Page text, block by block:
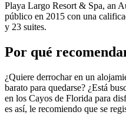
Playa Largo Resort & Spa, an
público en 2015 con una
y 23 suites.
Por qué
¿Quiere derrochar en un
barato para quedarse? ¿Está
en los Cayos de Florida para
es así, le recomiendo que se